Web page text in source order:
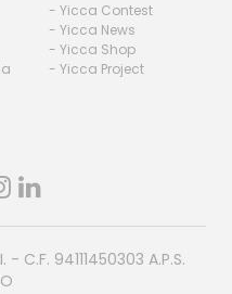
- Yicca Contest
- Yicca News
- Yicca Shop
- Yicca Project
- C.F. 94111450303 A.P.S.